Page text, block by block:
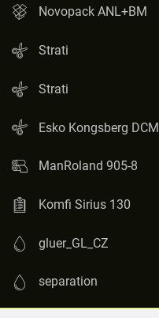
Novopack ANL+BM
Strati
Strati
Esko Kongsberg DCM
ManRoland 905-8
Komfi Sirius 130
gluer_GL_CZ
separation